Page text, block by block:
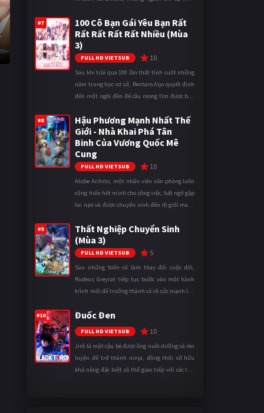
thông qua cuốn Danh mục Điện th ...
#7
100 Cô Bạn Gái Yêu Bạn Rất
Rất Rất Rất Rất Nhiều (Mùa
3)
FULL HD VIETSUB 10
Sau khi trải qua 100 lần thất tình suốt những
năm trung học cơ sở, Rentaro Aijo quyết định
đến một ngôi đền để cầu mong tìm được bạn
cậu được Thần Tình Y ...
#8
Hậu Phương Mạnh Nhất Thế
Giới - Nhà Khai Phá Tân
Binh Của Vương Quốc Mê
Cung
FULL HD VIETSUB 10
Atobe Arihito, một nhân viên văn phòng luôn
cống hiến hết mình cho công việc, bất ngờ gặp
tai nạn và được chuyển sinh đến dị giới mang
thành một mạo hiểm gi ...
#9
Thất Nghiệp Chuyển Sinh
(Mùa 3)
FULL HD VIETSUB 5
Sau những biến cố làm thay đổi cuộc đời,
Rudeus Greyrat tiếp tục bước vào một hành
trình mới để trưởng thành cả về sức mạnh lẫn
ngày càng khắc nghiệt, anh ...
#10 Đuốc Đen
FULL HD VIETSUB 10
Jirô là một cậu bé được ông nuôi dưỡng và rèn
luyện để trở thành ninja, đồng thời sở hữu
khả năng đặc biệt có thể giao tiếp với các loài